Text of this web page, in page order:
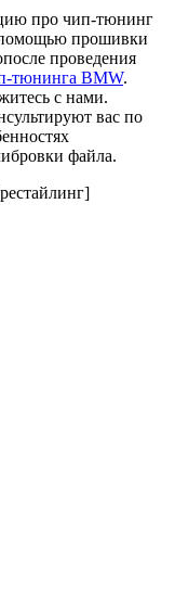
про чип-тюнинг
помощью прошивки
проведения
тюнинга BMW.
с нами.
вас по
файла.